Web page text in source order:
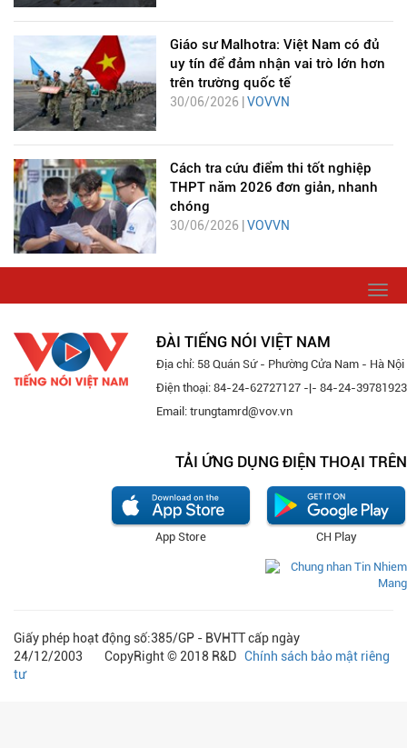
Giáo sư Malhotra: Việt Nam có đủ
uy tín để đảm nhận vai trò lớn hơn
trên trường quốc tế
30/06/2026 | VOVVN
Cách tra cứu điểm thi tốt nghiệp
THPT năm 2026 đơn giản, nhanh
chóng
30/06/2026 | VOVVN
ĐÀI TIẾNG NÓI VIỆT NAM
Địa chỉ: 58 Quán Sứ - Phường Cửa Nam - Hà Nội
Điện thoại: 84-24-62727127 -|- 84-24-39781923
Email: trungtamrd@vov.vn
TẢI ỨNG DỤNG ĐIỆN THOẠI TRÊN
CH Play
App Store
Giấy phép hoạt động số:385/GP - BVHTT cấp ngày
24/12/2003 CopyRight © 2018 R&D Chính sách bảo mật riêng
tư